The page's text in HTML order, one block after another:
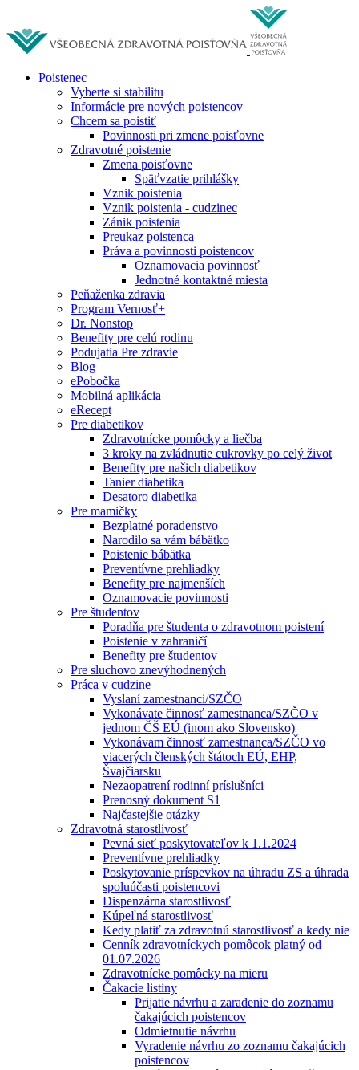
Poistenec
Vyberte si stabilitu
Informácie pre nových poistencov
Chcem sa poistiť
Povinnosti pri zmene poisťovne
Zdravotné poistenie
Zmena poisťovne
Späťvzatie prihlášky
Vznik poistenia
Vznik poistenia - cudzinec
Zánik poistenia
Preukaz poistenca
Práva a povinnosti poistencov
Oznamovacia povinnosť
Jednotné kontaktné miesta
Peňaženka zdravia
Program Vernosť+
Dr. Nonstop
Benefity pre celú rodinu
Podujatia Pre zdravie
Blog
ePobočka
Mobilná aplikácia
eRecept
Pre diabetikov
Zdravotnícke pomôcky a liečba
3 kroky na zvládnutie cukrovky po celý život
Benefity pre našich diabetikov
Tanier diabetika
Desatoro diabetika
Pre mamičky
Bezplatné poradenstvo
Narodilo sa vám bábätko
Poistenie bábätka
Preventívne prehliadky
Benefity pre najmenších
Oznamovacie povinnosti
Pre študentov
Poradňa pre študenta o zdravotnom poistení
Poistenie v zahraničí
Benefity pre študentov
Pre sluchovo znevýhodnených
Práca v cudzine
Vyslaní zamestnanci/SZČO
Vykonávate činnosť zamestnanca/SZČO v
jednom ČŠ EÚ (inom ako Slovensko)
Vykonávam činnosť zamestnanca/SZČO vo
viacerých členských štátoch EÚ, EHP,
Švajčiarsku
Nezaopatrení rodinní príslušníci
Prenosný dokument S1
Najčastejšie otázky
Zdravotná starostlivosť
Pevná sieť poskytovateľov k 1.1.2024
Preventívne prehliadky
Poskytovanie príspevkov na úhradu ZS a úhrada
spoluúčasti poistencovi
Dispenzárna starostlivosť
Kúpeľná starostlivosť
Kedy platiť za zdravotnú starostlivosť a kedy nie
Cenník zdravotníckych pomôcok platný od
01.07.2026
Zdravotnícke pomôcky na mieru
Čakacie listiny
Prijatie návrhu a zaradenie do zoznamu
čakajúcich poistencov
Odmietnutie návrhu
Vyradenie návrhu zo zoznamu čakajúcich
poistencov